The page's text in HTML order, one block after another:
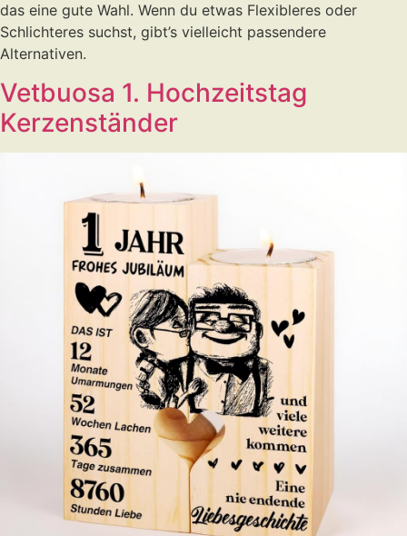
das eine gute Wahl. Wenn du etwas Flexibleres oder
Schlichteres suchst, gibt’s vielleicht passendere
Alternativen.
Vetbuosa 1. Hochzeitstag
Kerzenständer